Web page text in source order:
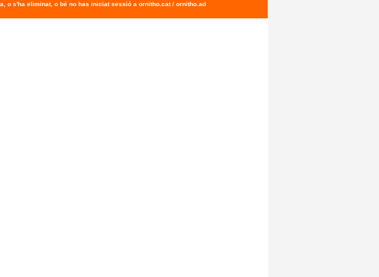
o s'ha eliminat, o bé no has iniciat sessió a ornitho.cat / ornitho.ad